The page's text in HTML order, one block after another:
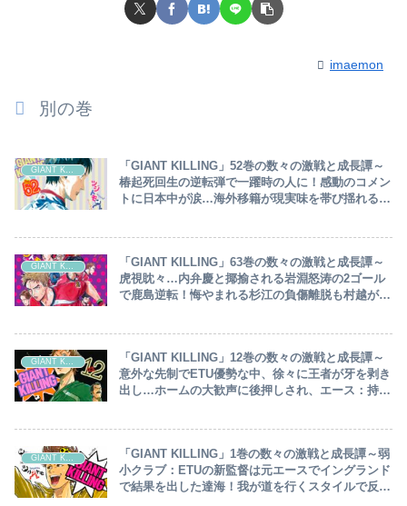
imaemon
別の巻
GIANT KILLING
「GIANT KILLING」52巻の数々の激戦と成長譚～
椿起死回生の逆転弾で一躍時の人に！感動のコメン
トに日本中が涙…海外移籍が現実味を帯び揺れる椿
GIANT KILLING
「GIANT KILLING」63巻の数々の激戦と成長譚～
虎視眈々…内弁慶と揶揄される岩淵怒涛の2ゴール
で鹿島逆転！悔やまれる杉江の負傷離脱も村越がチ
GIANT KILLING
「GIANT KILLING」12巻の数々の激戦と成長譚～
意外な先制でETU優勢な中、徐々に王者が牙を剥き
出し…ホームの大歓声に後押しされ、エース：持田
GIANT KILLING
「GIANT KILLING」1巻の数々の激戦と成長譚～弱
小クラブ：ETUの新監督は元エースでイングランド
で結果を出した達海！我が道を行くスタイルで反感